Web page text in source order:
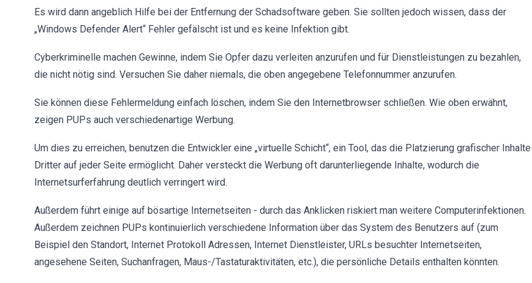
Es wird dann angeblich Hilfe bei der Entfernung der Schadsoftware geben. Sie sollten jedoch wissen, dass der
„Windows Defender Alert“ Fehler gefälscht ist und es keine Infektion gibt.
Cyberkriminelle machen Gewinne, indem Sie Opfer dazu verleiten anzurufen und für Dienstleistungen zu bezahlen,
die nicht nötig sind. Versuchen Sie daher niemals, die oben angegebene Telefonnummer anzurufen.
Sie können diese Fehlermeldung einfach löschen, indem Sie den Internetbrowser schließen. Wie oben erwähnt,
zeigen PUPs auch verschiedenartige Werbung.
Um dies zu erreichen, benutzen die Entwickler eine „virtuelle Schicht“, ein Tool, das die Platzierung grafischer Inhalte
Dritter auf jeder Seite ermöglicht. Daher versteckt die Werbung oft darunterliegende Inhalte, wodurch die
Internetsurferfahrung deutlich verringert wird.
Außerdem führt einige auf bösartige Internetseiten - durch das Anklicken riskiert man weitere Computerinfektionen.
Außerdem zeichnen PUPs kontinuierlich verschiedene Information über das System des Benutzers auf (zum
Beispiel den Standort, Internet Protokoll Adressen, Internet Dienstleister, URLs besuchter Internetseiten,
angesehene Seiten, Suchanfragen, Maus-/Tastaturaktivitäten, etc.), die persönliche Details enthalten könnten.